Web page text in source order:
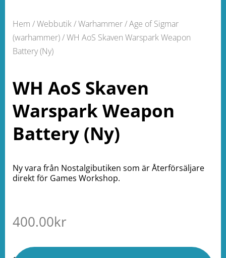
Hem /Webbutik/Warhammer/Age of Sigmar
(warhammer)/ WH AoS Skaven Warspark Weapon
Battery (Ny)
WH AoS Skaven
Warspark Weapon
Battery (Ny)
Ny vara från Nostalgibutiken som är Återförsäljare
direkt för Games Workshop.
400.00kr